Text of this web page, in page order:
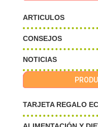
ARTICULOS
CONSEJOS
NOTICIAS
TARJETA REGALO